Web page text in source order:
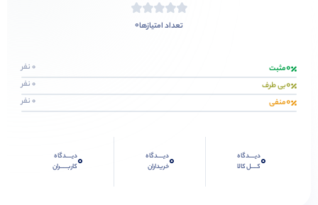
تعداد امتیازها0
0مثبت 0 نفر
0بی طرف 0 نفر
0منفی 0 نفر
0دیــــدگاه
کــــل کالا
0دیــــدگاه
خریداران
0دیــــدگاه
کاربـــــران